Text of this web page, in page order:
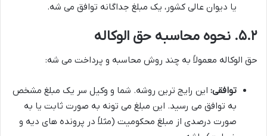
یا دیوان عالی کشور، یک مبلغ جداگانه توافق می شه.
۵.۲. نحوه محاسبه حق الوکاله
حق الوکاله معمولاً به چند روش محاسبه و پرداخت می شه:
توافقی: این رایج ترین روشه. شما و وکیل سر یک مبلغ مشخص
به توافق می رسید. این مبلغ می تونه به صورت ثابت یا به
صورت درصدی از مبلغ محکومیت (مثلاً در پرونده های دیه و